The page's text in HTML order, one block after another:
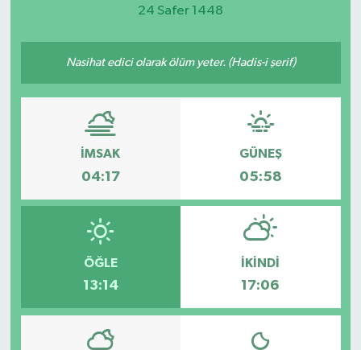
24 Safer 1448
Nasihat edici olarak ölüm yeter. (Hadis-i şerif)
İMSAK
04:17
GÜNEŞ
05:58
ÖĞLE
13:14
İKINDI
17:06
Etkinlikler